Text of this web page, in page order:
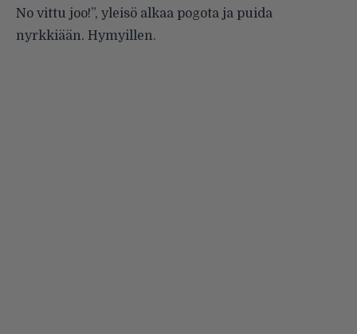
No vittu joo!”, yleisö alkaa pogota ja puida
nyrkkiään. Hymyillen.